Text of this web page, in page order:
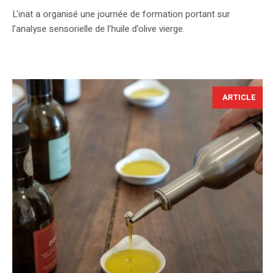
L'inat a organisé une journée de formation portant sur
l’analyse sensorielle de l’huile d’olive vierge.
ARTICLE